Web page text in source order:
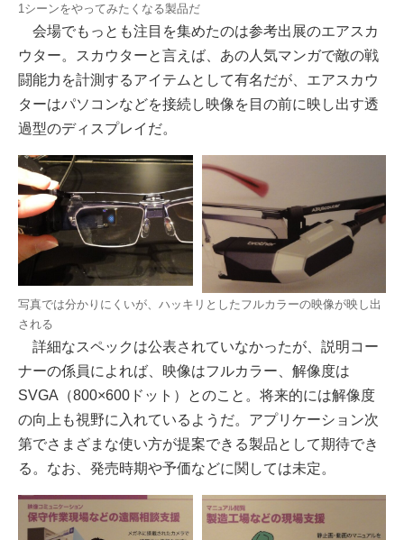
1シーンをやってみたくなる製品だ
会場でもっとも注目を集めたのは参考出展のエアスカ
ウター。スカウターと言えば、あの人気マンガで敵の戦
闘能力を計測するアイテムとして有名だが、エアスカウ
ターはパソコンなどを接続し映像を目の前に映し出す透
過型のディスプレイだ。
写真では分かりにくいが、ハッキリとしたフルカラーの映像が映し出
される
詳細なスペックは公表されていなかったが、説明コー
ナーの係員によれば、映像はフルカラー、解像度は
SVGA（800×600ドット）とのこと。将来的には解像度
の向上も視野に入れているようだ。アプリケーション次
第でさまざまな使い方が提案できる製品として期待でき
る。なお、発売時期や予価などに関しては未定。